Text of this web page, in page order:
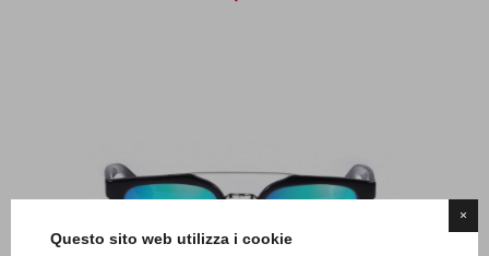
×
Questo sito web utilizza i cookie